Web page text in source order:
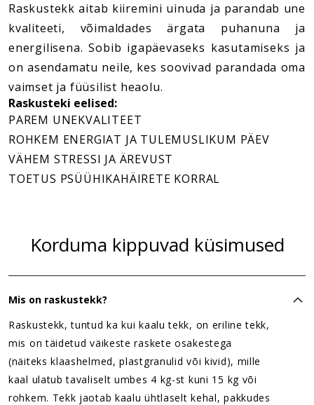
Raskustekk aitab kiiremini uinuda ja parandab une
kvaliteeti, võimaldades ärgata puhanuna ja
energilisena. Sobib igapäevaseks kasutamiseks ja
on asendamatu neile, kes soovivad parandada oma
vaimset ja füüsilist heaolu.
Raskusteki eelised:
PAREM UNEKVALITEET
ROHKEM ENERGIAT JA TULEMUSLIKUM PÄEV
VÄHEM STRESSI JA ÄREVUST
TOETUS PSÜÜHIKAHÄIRETE KORRAL
Korduma kippuvad küsimused
Mis on raskustekk?
Raskustekk, tuntud ka kui kaalu tekk, on eriline tekk,
mis on täidetud väikeste raskete osakestega
(näiteks klaashelmed, plastgranulid või kivid), mille
kaal ulatub tavaliselt umbes 4 kg-st kuni 15 kg või
rohkem. Tekk jaotab kaalu ühtlaselt kehal, pakkudes